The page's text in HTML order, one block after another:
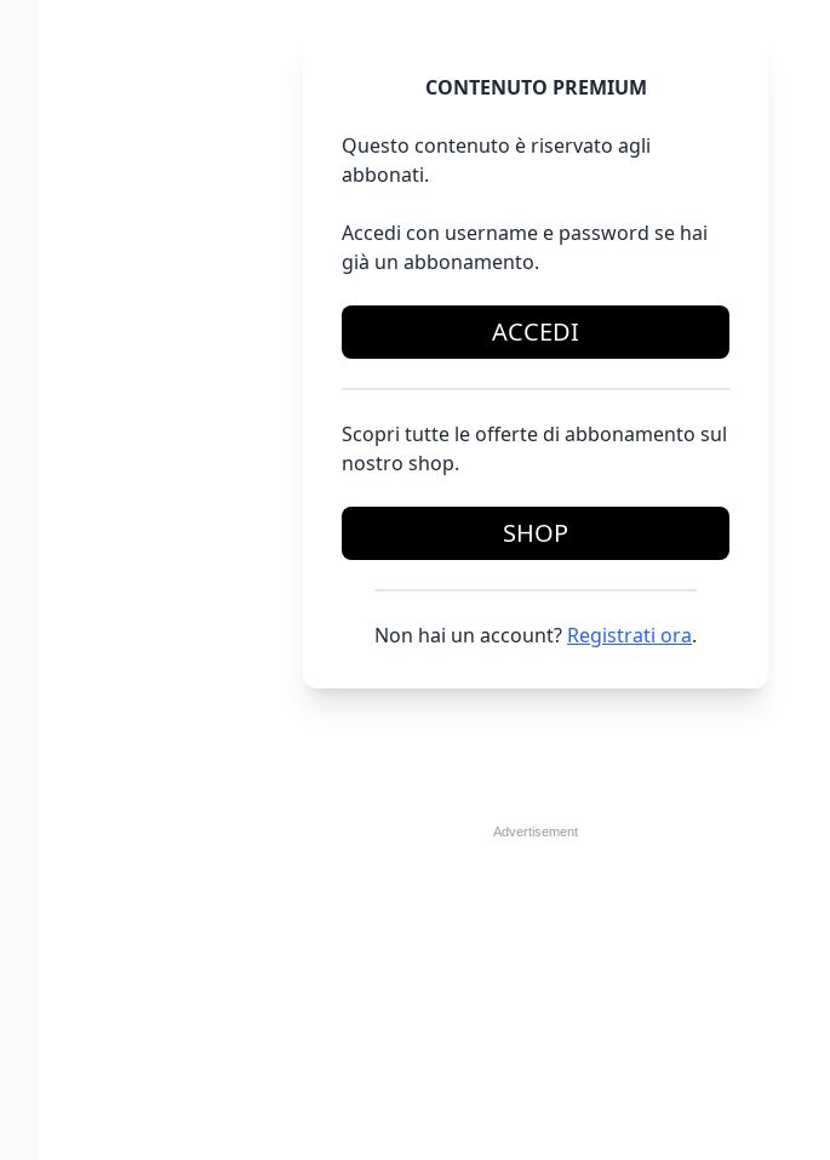
CONTENUTO PREMIUM
Questo contenuto è riservato agli
abbonati.
Accedi con username e password se hai
già un abbonamento.
ACCEDI
Scopri tutte le offerte di abbonamento sul
nostro shop.
SHOP
Non hai un account? Registrati ora.